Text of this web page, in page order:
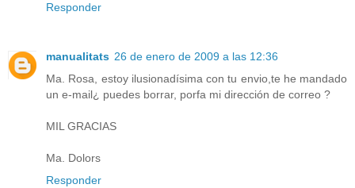
Responder
manualitats 26 de enero de 2009 a las 12:36
Ma. Rosa, estoy ilusionadísima con tu envio,te he mandado
un e-mail¿ puedes borrar, porfa mi dirección de correo ?
MIL GRACIAS
Ma. Dolors
Responder